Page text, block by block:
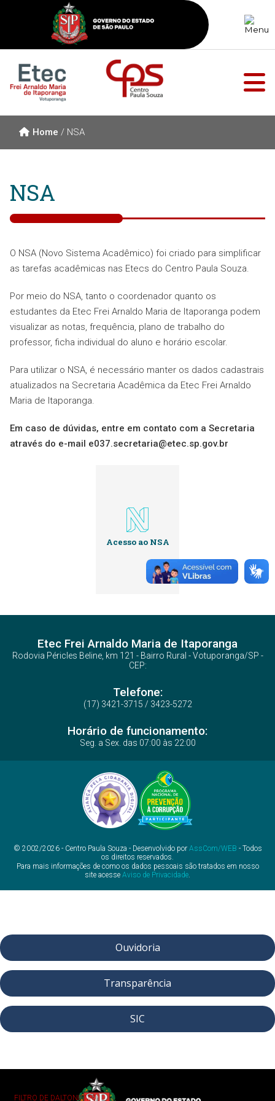
FILTRO DE DALTONISMO
Home / NSA
NSA
O NSA (Novo Sistema Acadêmico) foi criado para simplificar
as tarefas acadêmicas nas Etecs do Centro Paula Souza.
Por meio do NSA, tanto o coordenador quanto os
estudantes da Etec Frei Arnaldo Maria de Itaporanga podem
visualizar as notas, frequência, plano de trabalho do
professor, ficha individual do aluno e horário escolar.
Para utilizar o NSA, é necessário manter os dados cadastrais
atualizados na Secretaria Acadêmica da Etec Frei Arnaldo
Maria de Itaporanga.
Em caso de dúvidas, entre em contato com a Secretaria
através do e-mail e037.secretaria@etec.sp.gov.br
Acesso ao NSA
Etec Frei Arnaldo Maria de Itaporanga
Rodovia Péricles Beline, km 121 - Bairro Rural - Votuporanga/SP -
CEP:
Telefone:
(17) 3421-3715 / 3423-5272
Horário de funcionamento:
Seg. a Sex. das 07:00 às 22:00
© 2002/2026 - Centro Paula Souza - Desenvolvido por AssCom/WEB - Todos
os direitos reservados.
Para mais informações de como os dados pessoais são tratados em nosso
site acesse Aviso de Privacidade.
Ouvidoria
Transparência
SIC